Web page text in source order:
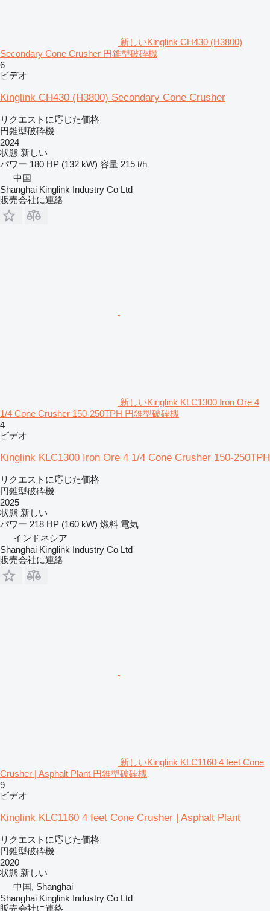
新しいKinglink CH430 (H3800)
Secondary Cone Crusher 円錐型破砕機
6
ビデオ
Kinglink CH430 (H3800) Secondary Cone Crusher
リクエストに応じた価格
円錐型破砕機
2024
状態 新しい
パワー 180 HP (132 kW) 容量 215 t/h
中国
Shanghai Kinglink Industry Co Ltd
販売会社に連絡
新しいKinglink KLC1300 Iron Ore 4
1/4 Cone Crusher 150-250TPH 円錐型破砕機
4
ビデオ
Kinglink KLC1300 Iron Ore 4 1/4 Cone Crusher 150-250TPH
リクエストに応じた価格
円錐型破砕機
2025
状態 新しい
パワー 218 HP (160 kW) 燃料 電気
インドネシア
Shanghai Kinglink Industry Co Ltd
販売会社に連絡
新しいKinglink KLC1160 4 feet Cone
Crusher | Asphalt Plant 円錐型破砕機
9
ビデオ
Kinglink KLC1160 4 feet Cone Crusher | Asphalt Plant
リクエストに応じた価格
円錐型破砕機
2020
状態 新しい
中国, Shanghai
Shanghai Kinglink Industry Co Ltd
販売会社に連絡